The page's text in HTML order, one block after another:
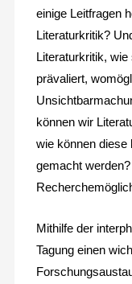
einige Leitfragen
Literaturkritik?
Literaturkritik,
prävaliert,
können wir
wie können diese
gemacht
Mithilfe der
Tagung einen